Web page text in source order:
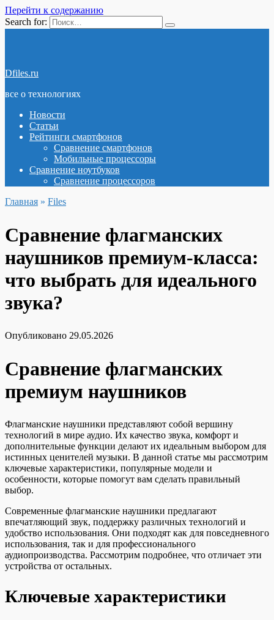
Перейти к содержанию
Search for:
Dfiles.ru
все о технологиях
Новости
Статьи
Рейтинги смартфонов
Сравнение смартфонов
Мобильные процессоры
Сравнение ноутбуков
Сравнение процессоров
Главная » Files
Сравнение флагманских
наушников премиум-класса:
что выбрать для идеального
звука?
Опубликовано 29.05.2026
Сравнение флагманских
премиум наушников
Флагманские наушники представляют собой вершину
технологий в мире аудио. Их качество звука, комфорт и
дополнительные функции делают их идеальным выбором для
истинных ценителей музыки. В данной статье мы рассмотрим
ключевые характеристики, популярные модели и
особенности, которые помогут вам сделать правильный
выбор.
Современные флагманские наушники предлагают
впечатляющий звук, поддержку различных технологий и
удобство использования. Они подходят как для повседневного
использования, так и для профессионального
аудиопроизводства. Рассмотрим подробнее, что отличает эти
устройства от остальных.
Ключевые характеристики